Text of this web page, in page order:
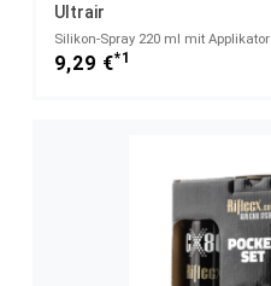
Ultrair
Silikon-Spray 220 ml mit Applikator
9,29 €*1